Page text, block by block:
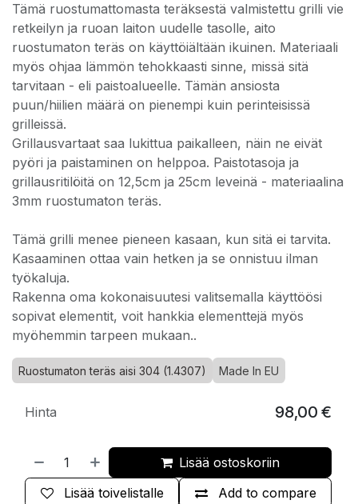
Tämä ruostumattomasta teräksestä valmistettu grilli vie
retkeilyn ja ruoan laiton uudelle tasolle, aito
ruostumaton teräs on käyttöiältään ikuinen. Materiaali
myös ohjaa lämmön tehokkaasti sinne, missä sitä
tarvitaan - eli paistoalueelle. Tämän ansiosta
puun/hiilien määrä on pienempi kuin perinteisissä
grilleissä.
Grillausvartaat saa lukittua paikalleen, näin ne eivät
pyöri ja paistaminen on helppoa. Paistotasoja ja
grillausritilöitä on 12,5cm ja 25cm leveinä - materiaalina
3mm ruostumaton teräs.
Tämä grilli menee pieneen kasaan, kun sitä ei tarvita.
Kasaaminen ottaa vain hetken ja se onnistuu ilman
työkaluja.
Rakenna oma kokonaisuutesi valitsemalla käyttöösi
sopivat elementit, voit hankkia elementtejä myös
myöhemmin tarpeen mukaan..
Ruostumaton teräs aisi 304 (1.4307) Made In EU
Lisää ostoskoriin
Add to compare
Lisää toivelistalle
Hinta 98,00 €